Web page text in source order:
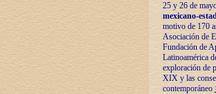
25 y 26 de
mexicano-
motivo de 170
Asociación de
Fundación de
Latinoamérica
exploración de
XIX y las
contemporáneo